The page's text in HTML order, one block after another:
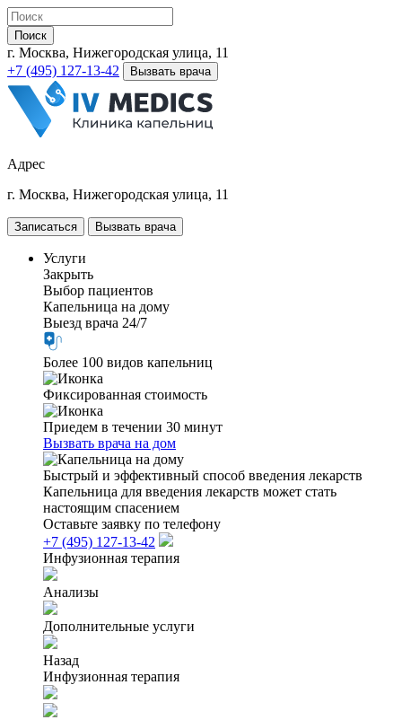
Поиск
г. Москва, Нижегородская улица, 11
+7 (495) 127-13-42
Вызвать врача
Адрес
г. Москва, Нижегородская улица, 11
Записаться Вызвать врача
Услуги
Закрыть
Выбор пациентов
Капельница на дому
Выезд врача 24/7
Более 100 видов капельниц
Фиксированная стоимость
Приедем в течении 30 минут
Вызвать врача на дом
Быстрый и эффективный способ введения лекарств
Капельница для введения лекарств может стать
настоящим спасением
Оставьте заявку по телефону
+7 (495) 127-13-42
Инфузионная терапия
Анализы
Дополнительные услуги
Назад
Инфузионная терапия